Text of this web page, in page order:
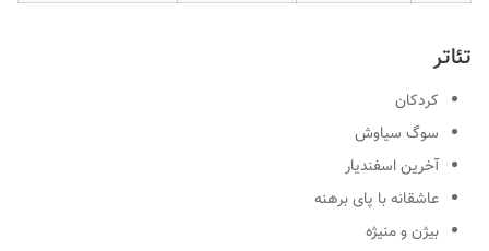
تئاتر
کردکان
سوگ سیاوش
آخرین اسفندیار
عاشقانه با پای برهنه
بیژن و منیژه